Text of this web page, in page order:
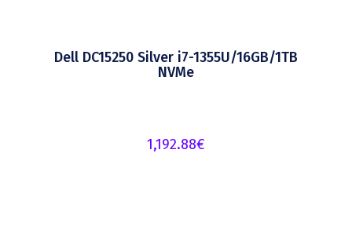
Dell DC15250 Silver i7-1355U/16GB/1TB
NVMe
1,192.88€